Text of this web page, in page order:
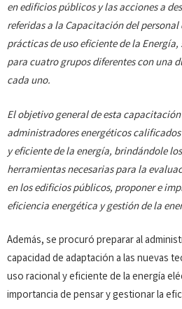
en edificios públicos y las acciones a
referidas a la Capacitación del personal
prácticas de uso eficiente de la
para cuatro grupos diferentes con una
cada uno.
El objetivo general de esta
administradores energéticos
y eficiente de la energía, brindándole
herramientas necesarias para la
en los edificios públicos, proponer e
eficiencia energética y gestión de la
Además, se procuró preparar al
capacidad de adaptación a las nuevas
uso racional y eficiente de la energía
importancia de pensar y gestionar la